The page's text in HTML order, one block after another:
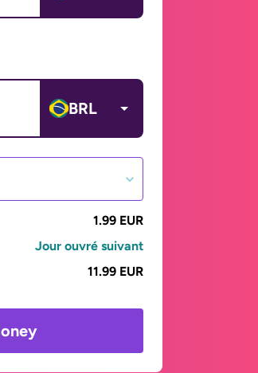
BRL
1.99 EUR
Jour ouvré suivant
11.99 EUR